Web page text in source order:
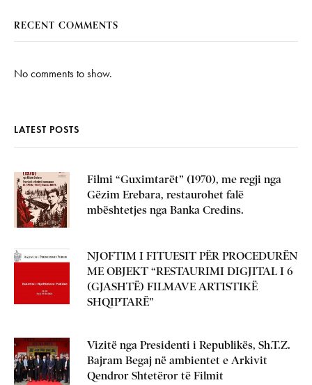
RECENT COMMENTS
No comments to show.
LATEST POSTS
Filmi “Guximtarët” (1970), me regji nga
Gëzim Erebara, restaurohet falë
mbështetjes nga Banka Credins.
NJOFTIM I FITUESIT PËR PROCEDURËN
ME OBJEKT “RESTAURIMI DIGJITAL I 6
(GJASHTË) FILMAVE ARTISTIKË
SHQIPTARË”
Vizitë nga Presidenti i Republikës, Sh.T.Z.
Bajram Begaj në ambientet e Arkivit
Qendror Shtetëror të Filmit